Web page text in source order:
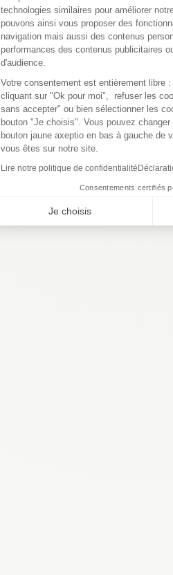
technologies similaires pour améliorer
pouvons ainsi vous proposer des
navigation mais aussi des contenus
performances des contenus publicitaires
d'audience.
Votre consentement est entièrement libre
cliquant sur "Ok pour moi", refuser les
sans accepter" ou bien sélectionner les
bouton "Je choisis". Vous pouvez
bouton jaune axeptio en bas à gauche de
vous êtes sur notre site.
Lire notre politique de confidentialité
Consentements certifiés
Je choisis